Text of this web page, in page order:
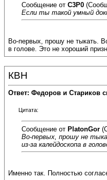
Сообщение от C3P0
Если ты такой умный
Во-первых, прошу не тыкать.
в голове. Это не хороший
КВН
Ответ: Федоров и
Цитата:
Сообщение от PlatonGor
Во-первых, прошу не
из-за калейдоскопа в
Именно так. Полностью